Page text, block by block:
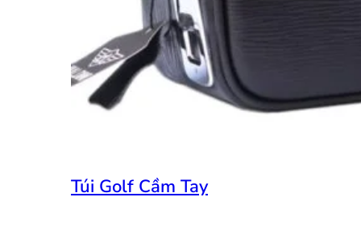
Túi Golf Cầm Tay